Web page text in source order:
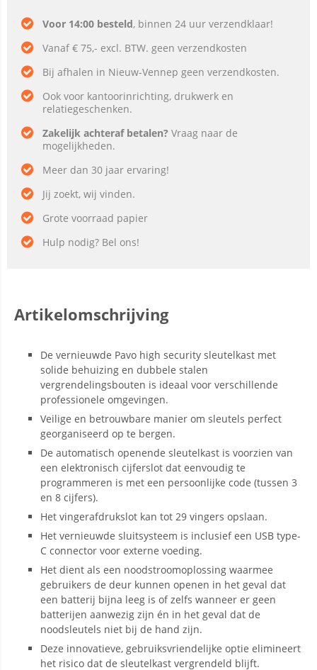
Voor 14:00 besteld, binnen 24 uur verzendklaar!
Vanaf € 75,- excl. BTW. geen verzendkosten
Bij afhalen in Nieuw-Vennep geen verzendkosten.
Ook voor kantoorinrichting, drukwerk en
relatiegeschenken.
Zakelijk achteraf betalen? Vraag naar de
mogelijkheden.
Meer dan 30 jaar ervaring!
Jij zoekt, wij vinden.
Grote voorraad papier
Hulp nodig? Bel ons!
Artikelomschrijving
De vernieuwde Pavo high security sleutelkast met
solide behuizing en dubbele stalen
vergrendelingsbouten is ideaal voor verschillende
professionele omgevingen.
Veilige en betrouwbare manier om sleutels perfect
georganiseerd op te bergen.
De automatisch openende sleutelkast is voorzien van
een elektronisch cijferslot dat eenvoudig te
programmeren is met een persoonlijke code (tussen 3
en 8 cijfers).
Het vingerafdrukslot kan tot 29 vingers opslaan.
Het vernieuwde sluitsysteem is inclusief een USB type-
C connector voor externe voeding.
Het dient als een noodstroomoplossing waarmee
gebruikers de deur kunnen openen in het geval dat
een batterij bijna leeg is of zelfs wanneer er geen
batterijen aanwezig zijn én in het geval dat de
noodsleutels niet bij de hand zijn.
Deze innovatieve, gebruiksvriendelijke optie elimineert
het risico dat de sleutelkast vergrendeld blijft.